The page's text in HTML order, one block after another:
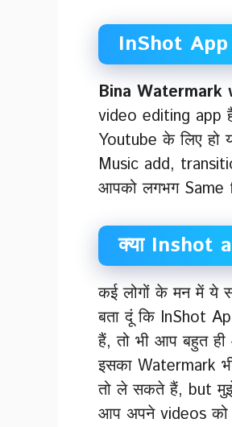
InShot
Bina Watermark
video editing app
Youtube के लिए
Music add,
आपको लगभग Same
क्या Inshot
कई लोगों के मन में ये
बता दूं कि InShot
हैं, तो भी आप बहुत
इसका Watermark
तो ले सकते हैं, but मुझे
आप अपने videos